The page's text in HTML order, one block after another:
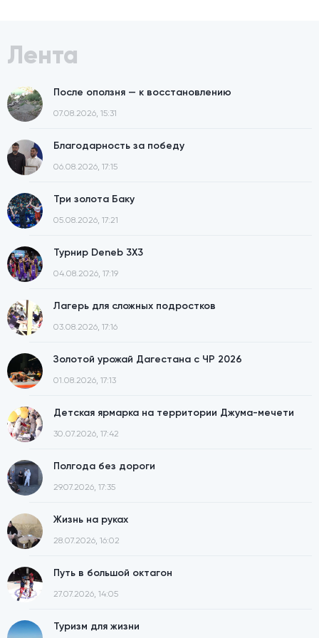
Лента
После оползня — к восстановлению
07.08.2026, 15:31
Благодарность за победу
06.08.2026, 17:15
Три золота Баку
05.08.2026, 17:21
Турнир Deneb 3X3
04.08.2026, 17:19
Лагерь для сложных подростков
03.08.2026, 17:16
Золотой урожай Дагестана с ЧР 2026
01.08.2026, 17:13
Детская ярмарка на территории Джума-мечети
30.07.2026, 17:42
Полгода без дороги
29.07.2026, 17:35
Жизнь на руках
28.07.2026, 16:02
Путь в большой октагон
27.07.2026, 14:05
Туризм для жизни